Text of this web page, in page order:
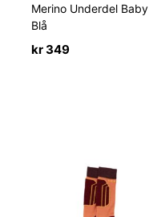
Merino Underdel Baby
Blå
kr349